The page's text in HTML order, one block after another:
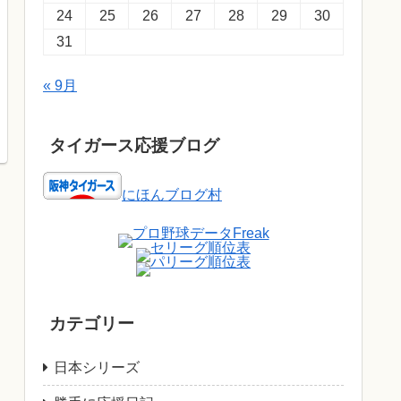
24
25 26 27 28 29
30
31
« 9月
タイガース応援ブログ
にほんブログ村
カテゴリー
日本シリーズ